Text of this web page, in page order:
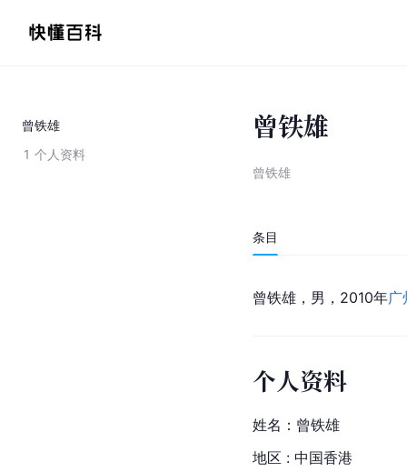
曾铁雄
1 个人资料
曾铁雄
曾铁雄
条目
曾铁雄，男，2010年广
个人资料
姓名：曾铁雄
地区 : 中国香港